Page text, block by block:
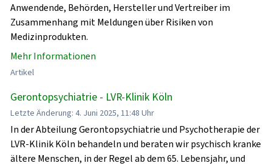
Anwendende, Behörden, Hersteller und Vertreiber im
Zusammenhang mit Meldungen über Risiken von
Medizinprodukten.
Mehr Informationen
Artikel
Gerontopsychiatrie - LVR-Klinik Köln
Letzte Änderung: 4. Juni 2025, 11:48 Uhr
In der Abteilung Gerontopsychiatrie und Psychotherapie der
LVR-Klinik Köln behandeln und beraten wir psychisch kranke
ältere Menschen, in der Regel ab dem 65. Lebensjahr, und